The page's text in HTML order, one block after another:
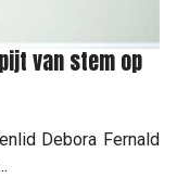
van stem op
Debora Fernald